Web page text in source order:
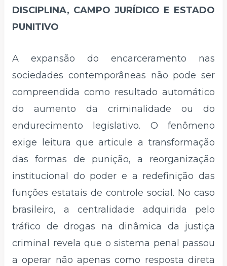
DISCIPLINA, CAMPO JURÍDICO E ESTADO
PUNITIVO
A expansão do encarceramento nas
sociedades contemporâneas não pode ser
compreendida como resultado automático
do aumento da criminalidade ou do
endurecimento legislativo. O fenômeno
exige leitura que articule a transformação
das formas de punição, a reorganização
institucional do poder e a redefinição das
funções estatais de controle social. No caso
brasileiro, a centralidade adquirida pelo
tráfico de drogas na dinâmica da justiça
criminal revela que o sistema penal passou
a operar não apenas como resposta direta